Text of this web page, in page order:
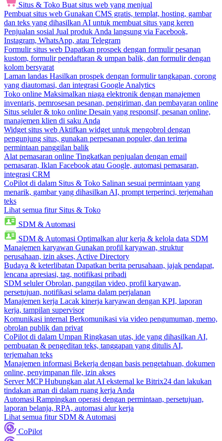
Situs & Toko Buat situs web yang menjual
Pembuat situs web Gunakan CMS gratis, templat, hosting, gambar
dan teks yang dihasilkan AI untuk membuat situs yang keren
Penjualan sosial Jual produk Anda langsung via Facebook,
Instagram, WhatsApp, atau Telegram
Formulir situs web Dapatkan prospek dengan formulir pesanan
kustom, formulir pendaftaran & umpan balik, dan formulir dengan
kolom bersyarat
Laman landas Hasilkan prospek dengan formulir tangkapan, corong
yang diautomasi, dan integrasi Google Analytics
Toko online Maksimalkan niaga elektronik dengan manajemen
inventaris, pemrosesan pesanan, pengiriman, dan pembayaran online
Situs seluler & toko online Desain yang responsif, pesanan online,
manajemen klien di saku Anda
Widget situs web Aktifkan widget untuk mengobrol dengan
pengunjung situs, gunakan perpesanan populer, dan terima
permintaan panggilan balik
Alat pemasaran online Tingkatkan penjualan dengan email
pemasaran, Iklan Facebook atau Google, automasi pemasaran,
integrasi CRM
CoPilot di dalam Situs & Toko Salinan sesuai permintaan yang
menarik, gambar yang dihasilkan AI, prompt terperinci, terjemahan
teks
Lihat semua fitur Situs & Toko
SDM & Automasi
SDM & Automasi Optimalkan alur kerja & kelola data SDM
Manajemen karyawan Gunakan profil karyawan, struktur
perusahaan, izin akses, Active Directory
Budaya & keterlibatan Dapatkan berita perusahaan, jajak pendapat,
lencana apresiasi, tag, notifikasi pribadi
SDM seluler Obrolan, panggilan video, profil karyawan,
persetujuan, notifikasi selama dalam perjalanan
Manajemen kerja Lacak kinerja karyawan dengan KPI, laporan
kerja, tampilan supervisor
Komunikasi internal Berkomunikasi via video pengumuman, memo,
obrolan publik dan privat
CoPilot di dalam Umpan Ringkasan utas, ide yang dihasilkan AI,
pembuatan & pengeditan teks, tanggapan yang ditulis AI,
terjemahan teks
Manajemen informasi Bekerja dengan basis pengetahuan, dokumen
online, penyimpanan file, izin akses
Server MCP Hubungkan alat AI eksternal ke Bitrix24 dan lakukan
tindakan aman di dalam ruang kerja Anda
Automasi Rampingkan operasi dengan permintaan, persetujuan,
laporan belanja, RPA, automasi alur kerja
Lihat semua fitur SDM & Automasi
CoPilot